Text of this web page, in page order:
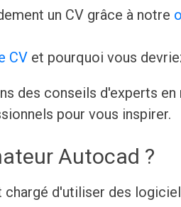
un CV grâce à notre
CV et pourquoi vous
des conseils d'experts
pour vous inspirer.
Autocad ?
chargé d'utiliser des